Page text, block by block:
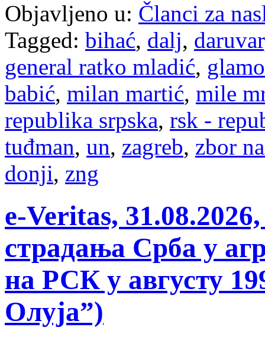
Objavljeno u: Članci za
Tagged: bihać, dalj, daruvar
general ratko mladić,
babić, milan martić, mile
republika srpska, rsk -
tuđman, un, zagreb, zbor
donji, zng
e-Veritas,
страдања Срба у
на РСК у августу
Олуја”)